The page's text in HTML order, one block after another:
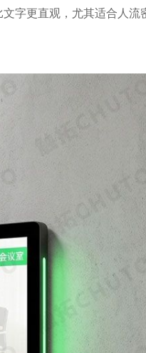
字更直观，尤其适合人流